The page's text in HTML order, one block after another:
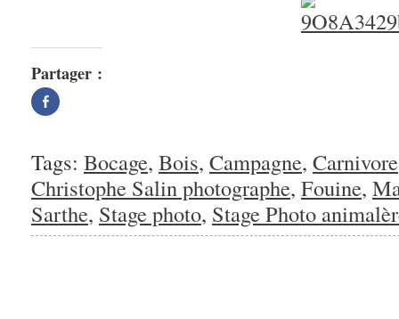
Partager :
Partager
sur
nouvelle
fenêtre)
Tags: Bocage, Bois, Campagne, Carnivore
Christophe Salin photographe, Fouine,
Sarthe, Stage photo, Stage Photo